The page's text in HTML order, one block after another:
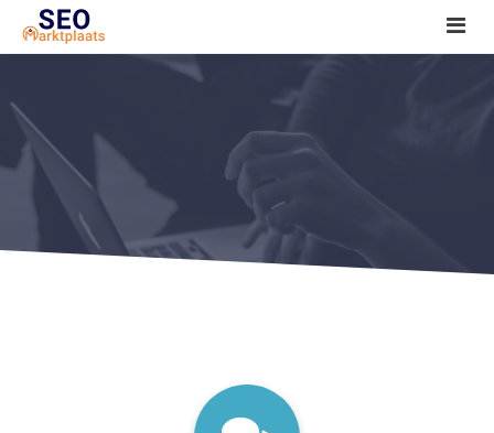
SEO tools reviews
Marketeer bij jou in de buurt?
Offerte
1. Seo voor beginners +
2. Onderzoeken +